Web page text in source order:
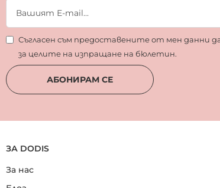
Съгласен съм предоставените от мен данни
за целите на изпращане на бюлетин.
АБОНИРАМ СЕ
ЗА DODIS
За нас